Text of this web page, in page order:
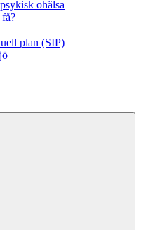
ohälsa
plan (SIP)